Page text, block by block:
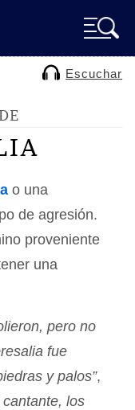
Escuchar
o una
de agresión.
proveniente
una
pero no
fue
y palos”,
los